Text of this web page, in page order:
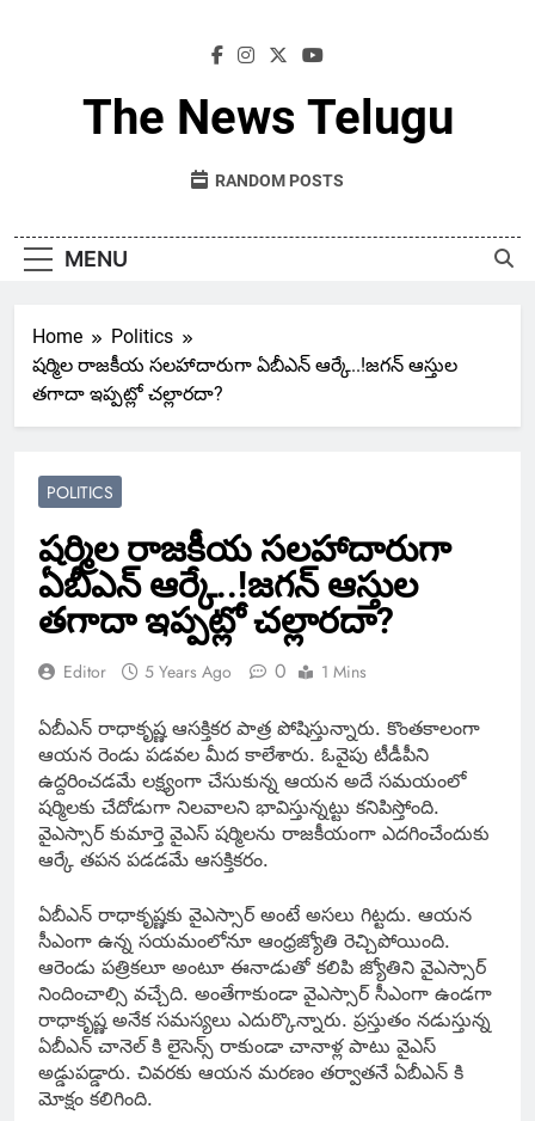
The News Telugu
RANDOM POSTS
MENU
Home
Politics
షర్మిల రాజకీయ సలహాదారుగా ఏబీఎన్ ఆర్కే..!జగన్ ఆస్తుల
తగాదా ఇప్పట్లో చల్లారదా?
POLITICS
షర్మిల రాజకీయ సలహాదారుగా
ఏబీఎన్ ఆర్కే..!జగన్ ఆస్తుల
తగాదా ఇప్పట్లో చల్లారదా?
Editor 5 Years Ago 0 1 Mins
ఏబీఎన్ రాధాకృష్ణ ఆసక్తికర పాత్ర పోషిస్తున్నారు. కొంతకాలంగా
ఆయన రెండు పడవల మీద కాలేశారు. ఓవైపు టీడీపీని
ఉద్దరించడమే లక్ష్యంగా చేసుకున్న ఆయన అదే సమయంలో
షర్మిలకు చేదోడుగా నిలవాలని భావిస్తున్నట్టు కనిపిస్తోంది.
వైఎస్సార్ కుమార్తె వైఎస్ షర్మిలను రాజకీయంగా ఎదగించేందుకు
ఆర్కే తపన పడడమే ఆసక్తికరం.
ఏబీఎన్ రాధాకృష్ణకు వైఎస్సార్ అంటే అసలు గిట్టదు. ఆయన
సీఎంగా ఉన్న సయమంలోనూ ఆంధ్రజ్యోతి రెచ్చిపోయింది.
ఆరెండు పత్రికలూ అంటూ ఈనాడుతో కలిపి జ్యోతిని వైఎస్సార్
నిందించాల్సి వచ్చేది. అంతేగాకుండా వైఎస్సార్ సీఎంగా ఉండగా
రాధాకృష్ణ అనేక సమస్యలు ఎదుర్కొన్నారు. ప్రస్తుతం నడుస్తున్న
ఏబీఎన్ చానెల్ కి లైసెన్స్ రాకుండా చానాళ్ల పాటు వైఎస్
అడ్డుపడ్డారు. చివరకు ఆయన మరణం తర్వాతనే ఏబీఎన్ కి
మోక్షం కలిగింది.